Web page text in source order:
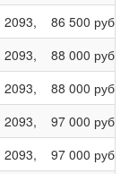
86 500 руб.
88 000 руб.
88 000 руб.
97 000 руб.
97 000 руб.